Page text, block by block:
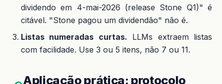
dividendo em 4-mai-2026 (release Stone Q1)" é
citável. "Stone pagou um dividendão" não é.
Listas numeradas curtas. LLMs extraem listas
com facilidade. Use 3 ou 5 itens, não 7 ou 11.
Aplicação prática: protocolo